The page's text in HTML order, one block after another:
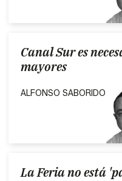
Canal Sur es
mayores
ALFONSO SABORIDO
La Feria no está